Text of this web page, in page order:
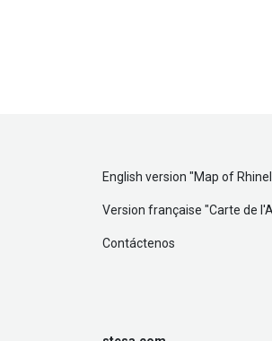
English version "Map of
Version française "Carte de
Contáctenos